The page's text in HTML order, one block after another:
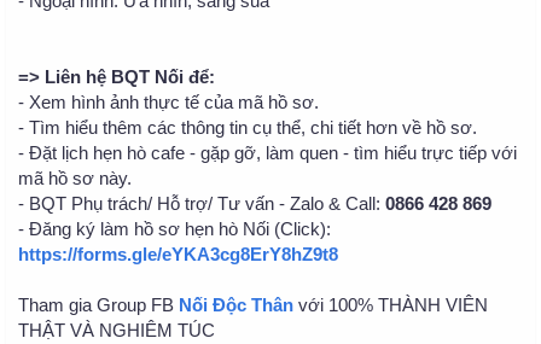
=> Liên hệ BQT Nối để:
- Xem hình ảnh thực tế của mã hồ sơ.
- Tìm hiểu thêm các thông tin cụ thể, chi tiết hơn về hồ sơ.
- Đặt lịch hẹn hò cafe - gặp gỡ, làm quen - tìm hiểu trực tiếp với
mã hồ sơ này.
- BQT Phụ trách/ Hỗ trợ/ Tư vấn - Zalo & Call: 0866 428 869
- Đăng ký làm hồ sơ hẹn hò Nối (Click):
https://forms.gle/eYKA3cg8ErY8hZ9t8
Tham gia Group FB Nối Độc Thân với 100% THÀNH VIÊN
THẬT VÀ NGHIÊM TÚC